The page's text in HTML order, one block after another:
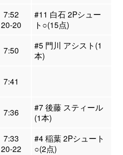
7:52
20-20
#11 白石 2Pシュー
ト○(15点)
7:50
#5 門川 アシスト(1
本)
7:41
7:36
#7 後藤 スティール
(1本)
7:33
20-22
#4 稲葉 2Pシュート
○(2点)